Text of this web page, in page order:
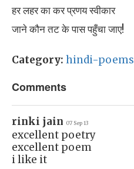
हर लहर का कर प्रणय स्वीकार
जाने कौन तट के पास पहुँचा जाए!
Category: hindi-poems
Comments
rinki jain 07 Sep 13
excellent poetry
excellent poem
i like it